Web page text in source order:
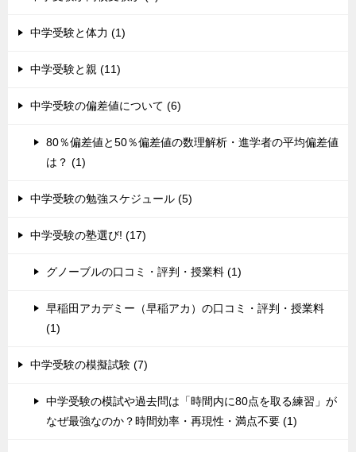
中学受験と体力 (1)
中学受験と親 (11)
中学受験の偏差値について (6)
80％偏差値と50％偏差値の数理解析・進学者の平均偏差値
は？ (1)
中学受験の勉強スケジュール (5)
中学受験の塾選び! (17)
グノーブルの口コミ・評判・授業料 (1)
早稲田アカデミー（早稲アカ）の口コミ・評判・授業料
(1)
中学受験の模擬試験 (7)
中学受験の模試や過去問は「時間内に80点を取る練習」が
なぜ最強なのか？時間効率・再現性・満点不要 (1)